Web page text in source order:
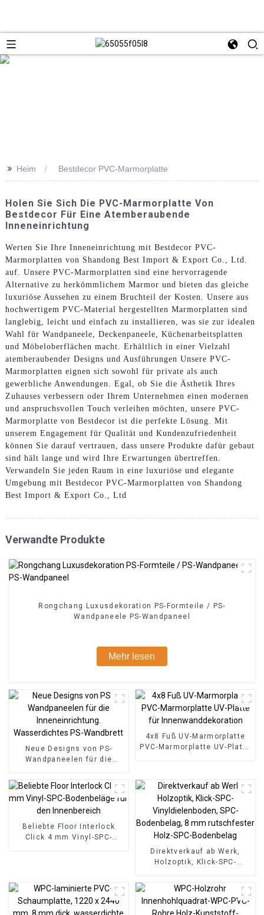
>> Heim Bestdecor PVC-Marmorplatte
Holen Sie Sich Die PVC-Marmorplatte Von
Bestdecor Für Eine Atemberaubende
Inneneinrichtung
Werten Sie Ihre Inneneinrichtung mit Bestdecor PVC-
Marmorplatten von Shandong Best Import & Export Co., Ltd.
auf. Unsere PVC-Marmorplatten sind eine hervorragende
Alternative zu herkömmlichem Marmor und bieten das gleiche
luxuriöse Aussehen zu einem Bruchteil der Kosten. Unsere aus
hochwertigem PVC-Material hergestellten Marmorplatten sind
langlebig, leicht und einfach zu installieren, was sie zur idealen
Wahl für Wandpaneele, Deckenpaneele, Küchenarbeitsplatten
und Möbeloberflächen macht. Erhältlich in einer Vielzahl
atemberaubender Designs und Ausführungen Unsere PVC-
Marmorplatten eignen sich sowohl für private als auch
gewerbliche Anwendungen. Egal, ob Sie die Ästhetik Ihres
Zuhauses verbessern oder Ihrem Unternehmen einen modernen
und anspruchsvollen Touch verleihen möchten, unsere PVC-
Marmorplatte von Bestdecor ist die perfekte Lösung. Mit
unserem Engagement für Qualität und Kundenzufriedenheit
können Sie darauf vertrauen, dass unsere Produkte dafür gebaut
sind hält lange und wird Ihre Erwartungen übertreffen.
Verwandeln Sie jeden Raum in eine luxuriöse und elegante
Umgebung mit Bestdecor PVC-Marmorplatten von Shandong
Best Import & Export Co., Ltd
Verwandte Produkte
Rongchang Luxusdekoration PS-Formteile / PS-
Wandpaneele PS-Wandpaneel
Mehr lesen
Neue Designs von PS-
Wandpaneelen für die
Wasserdichtes PS-
Wandbrett
4x8 Fuß UV-Marmorplatte
PVC-Marmorplatte UV-Platte
Beliebte Floor Interlock
Click 4 mm Vinyl-SPC-
Direktverkauf ab Werk,
Holzoptik, Klick-SPC-
Bodenbelag, 8 mm
rutschfester Holz-SPC-
Bodenbelag